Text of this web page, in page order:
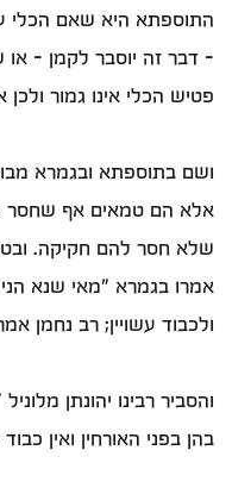
התוספתא היא שאם הכלי
– דבר זה יוסבר לקמן -
פטיש הכלי אינו גמור
ושם בתוספתא ובגמרא
אלא הם טמאים אף שחסר
שלא חסר להם חקיקה.
אמרו בגמרא "מאי שנא הני
ולכבוד עשויין; רב נחמן
והסביר רבינו יהונתן
בהן בפני האורחין ואין